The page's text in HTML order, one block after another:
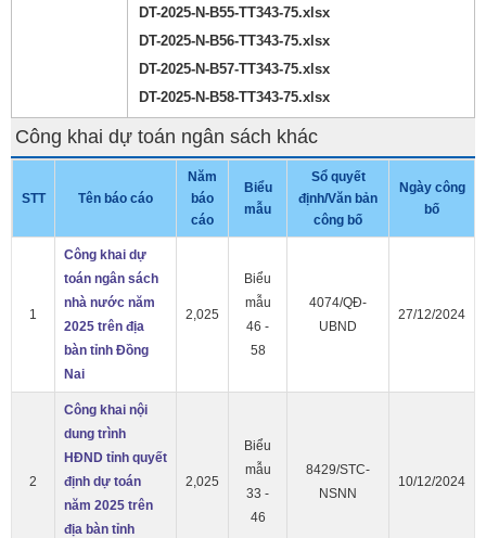
DT-2025-N-B55-TT343-75.xlsx
DT-2025-N-B56-TT343-75.xlsx
DT-2025-N-B57-TT343-75.xlsx
DT-2025-N-B58-TT343-75.xlsx
Công khai dự toán ngân sách khác
STT Tên báo cáo
Năm
báo
cáo
Biểu
mẫu
Sổ quyết
định/Văn bản
công bố
Ngày công
bố
1
Công khai dự
toán ngân sách
nhà nước năm
2025 trên địa
bàn tỉnh Đồng
Nai
2,025
Biểu
mẫu
46 -
58
4074/QĐ-
UBND
27/12/2024
2
Công khai nội
dung trình
HĐND tỉnh quyết
định dự toán
năm 2025 trên
địa bàn tỉnh
2,025
Biểu
mẫu
33 -
46
8429/STC-
NSNN
10/12/2024